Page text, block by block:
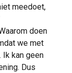
meedoet,
doen
we met
kan geen
Dus